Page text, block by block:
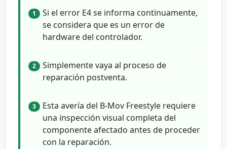
1
Si el error E4 se informa continuamente,
se considera que es un error de
hardware del controlador.
2
Simplemente vaya al proceso de
reparación postventa.
3
Esta avería del B-Mov Freestyle requiere
una inspección visual completa del
componente afectado antes de proceder
con la reparación.